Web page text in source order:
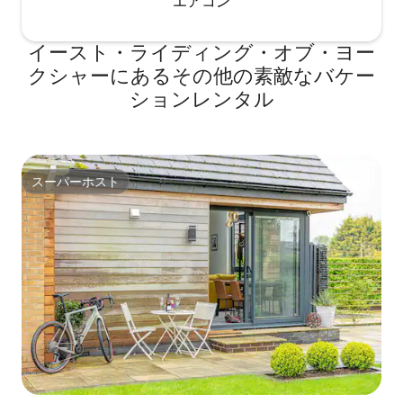
イースト・ライディング・オブ・ヨー
クシャーにあるその他の素敵なバケー
ションレンタル
スーパーホスト
スーパーホスト